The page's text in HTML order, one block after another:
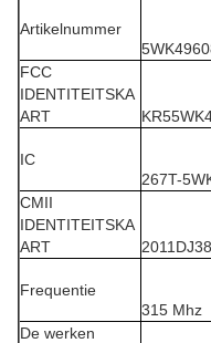
Artikelnummer
FCC
IDENTITEITSKA
ART
IC
267T-
CMII
IDENTITEITSKA
ART
Frequentie
315 Mhz
De werken